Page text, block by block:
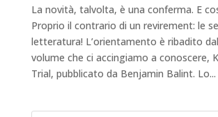
La novità, talvolta, è una conferma. E
Proprio il contrario di un revirement: le
letteratura! L’orientamento è ribadito
volume che ci accingiamo a conoscere,
Trial, pubblicato da Benjamin Balint. Lo...